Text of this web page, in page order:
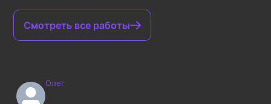
Смотреть все работы
Олег